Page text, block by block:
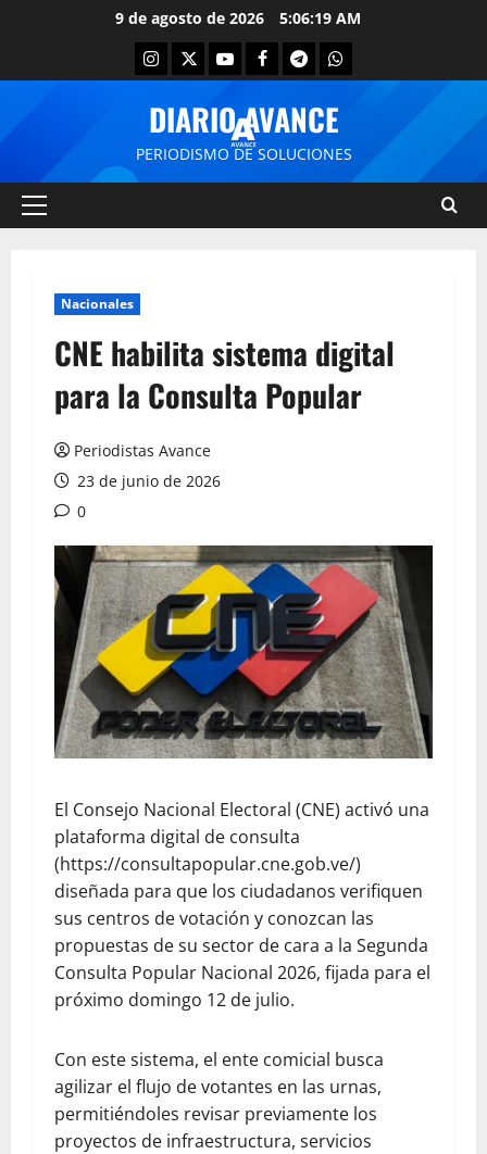
9 de agosto de 2026 5:06:19 AM
DIARIO AVANCE
PERIODISMO DE SOLUCIONES
Nacionales
CNE habilita sistema digital
para la Consulta Popular
Periodistas Avance
23 de junio de 2026
0
El Consejo Nacional Electoral (CNE) activó una
plataforma digital de consulta
(https://consultapopular.cne.gob.ve/)
diseñada para que los ciudadanos verifiquen
sus centros de votación y conozcan las
propuestas de su sector de cara a la Segunda
Consulta Popular Nacional 2026, fijada para el
próximo domingo 12 de julio.
Con este sistema, el ente comicial busca
agilizar el flujo de votantes en las urnas,
permitiéndoles revisar previamente los
proyectos de infraestructura, servicios